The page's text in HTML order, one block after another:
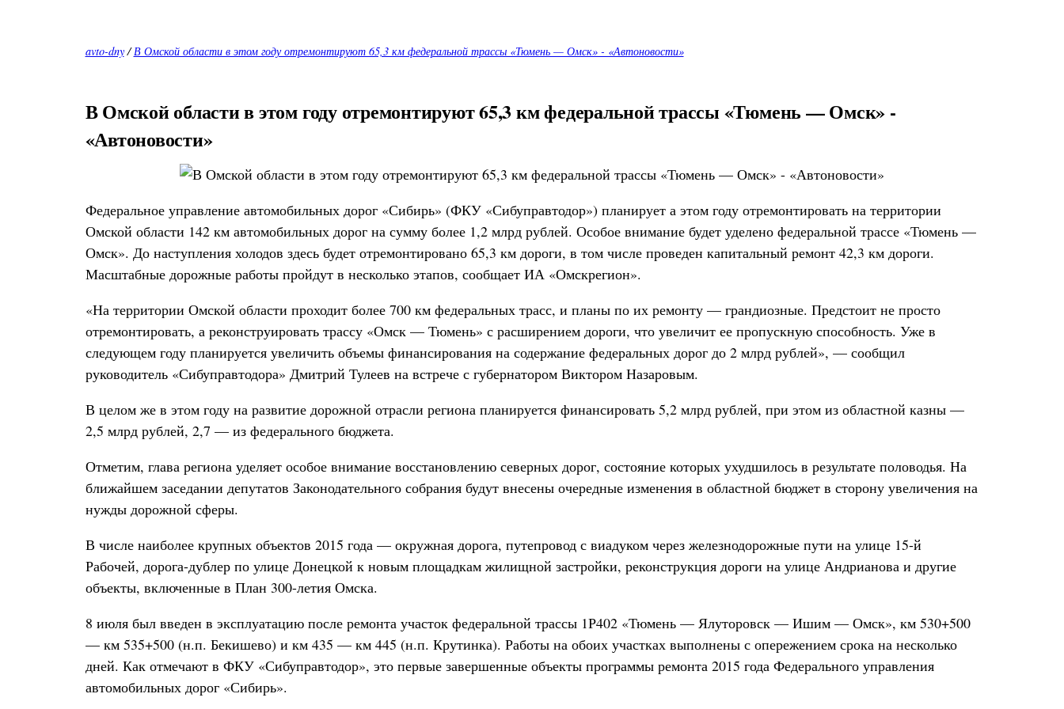
avto-dny/В Омской области в этом году отремонтируют 65,3 км федеральной трассы «Тюмень — Омск» - «Автоновости»
В Омской области в этом году отремонтируют 65,3 км федеральной трассы «Тюмень — Омск» -
«Автоновости»
Федеральное управление автомобильных дорог «Сибирь» (ФКУ «Сибуправтодор») планирует а этом году отремонтировать на территории
Омской области 142 км автомобильных дорог на сумму более 1,2 млрд рублей. Особое внимание будет уделено федеральной трассе «Тюмень —
Омск». До наступления холодов здесь будет отремонтировано 65,3 км дороги, в том числе проведен капитальный ремонт 42,3 км дороги.
Масштабные дорожные работы пройдут в несколько этапов, сообщает ИА «Омскрегион».
«На территории Омской области проходит более 700 км федеральных трасс, и планы по их ремонту — грандиозные. Предстоит не просто
отремонтировать, а реконструировать трассу «Омск — Тюмень» с расширением дороги, что увеличит ее пропускную способность. Уже в
следующем году планируется увеличить объемы финансирования на содержание федеральных дорог до 2 млрд рублей», — сообщил
руководитель «Сибуправтодора» Дмитрий Тулеев на встрече с губернатором Виктором Назаровым.
В целом же в этом году на развитие дорожной отрасли региона планируется финансировать 5,2 млрд рублей, при этом из областной казны —
2,5 млрд рублей, 2,7 — из федерального бюджета.
Отметим, глава региона уделяет особое внимание восстановлению северных дорог, состояние которых ухудшилось в результате половодья. На
ближайшем заседании депутатов Законодательного собрания будут внесены очередные изменения в областной бюджет в сторону увеличения на
нужды дорожной сферы.
В числе наиболее крупных объектов 2015 года — окружная дорога, путепровод с виадуком через железнодорожные пути на улице 15-й
Рабочей, дорога-дублер по улице Донецкой к новым площадкам жилищной застройки, реконструкция дороги на улице Андрианова и другие
объекты, включенные в План 300-летия Омска.
8 июля был введен в эксплуатацию после ремонта участок федеральной трассы 1Р402 «Тюмень — Ялуторовск — Ишим — Омск», км 530+500
— км 535+500 (н.п. Бекишево) и км 435 — км 445 (н.п. Крутинка). Работы на обоих участках выполнены с опережением срока на несколько
дней. Как отмечают в ФКУ «Сибуправтодор», это первые завершенные объекты программы ремонта 2015 года Федерального управления
автомобильных дорог «Сибирь».